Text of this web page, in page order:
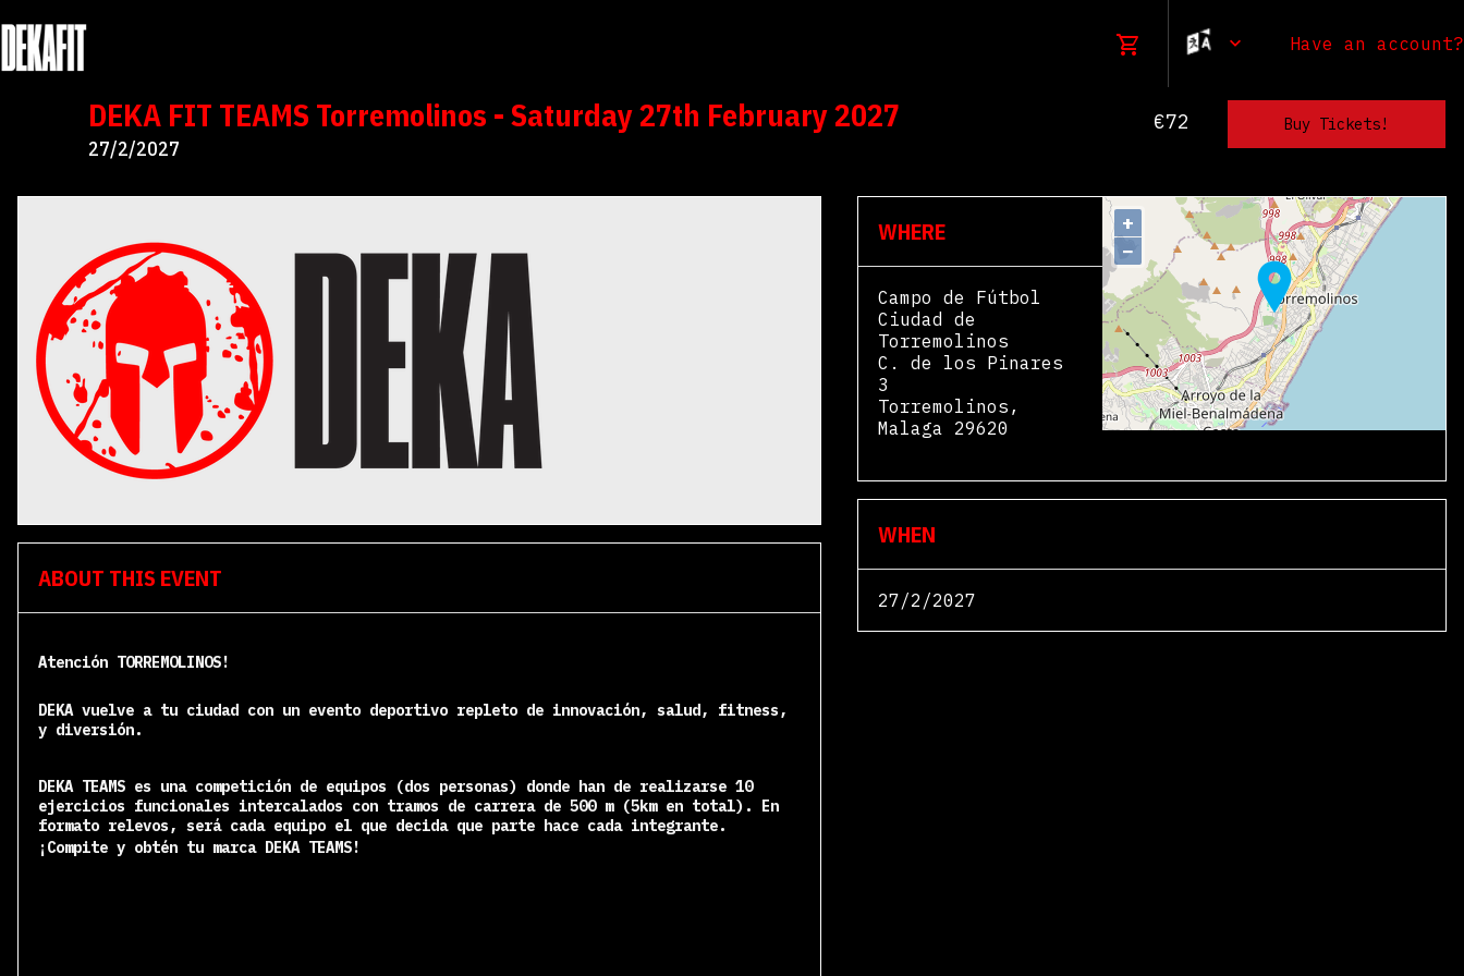
Have an account?
DEKA FIT TEAMS Torremolinos - Saturday 27th February 2027
27/2/2027
€72
ABOUT THIS EVENT
Atención TORREMOLINOS!
DEKA vuelve a tu ciudad con un evento deportivo repleto de innovación, salud, fitness,
y diversión.
DEKA TEAMS es una competición de equipos (dos personas) donde han de realizarse 10
ejercicios funcionales intercalados con tramos de carrera de 500 m (5km en total). En
formato relevos, será cada equipo el que decida que parte hace cada integrante.
¡Compite y obtén tu marca DEKA TEAMS!
+
−
WHERE
Campo de Fútbol
Ciudad de
Torremolinos
C. de los Pinares
3
Torremolinos ,
Malaga 29620
WHEN
27/2/2027